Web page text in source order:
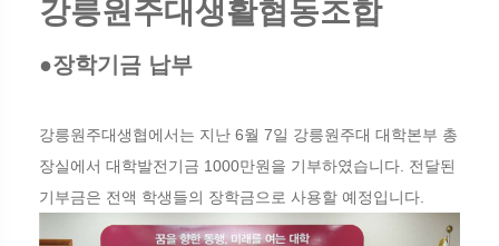
강릉원주대생활협동조합
●장학기금 납부
강릉원주대생협에서는 지난 6월 7일 강릉원주대 대학본부 총
장실에서 대학발전기금 1000만원을 기부하였습니다. 전달된
기부금은 전액 학생들의 장학금으로 사용할 예정입니다.